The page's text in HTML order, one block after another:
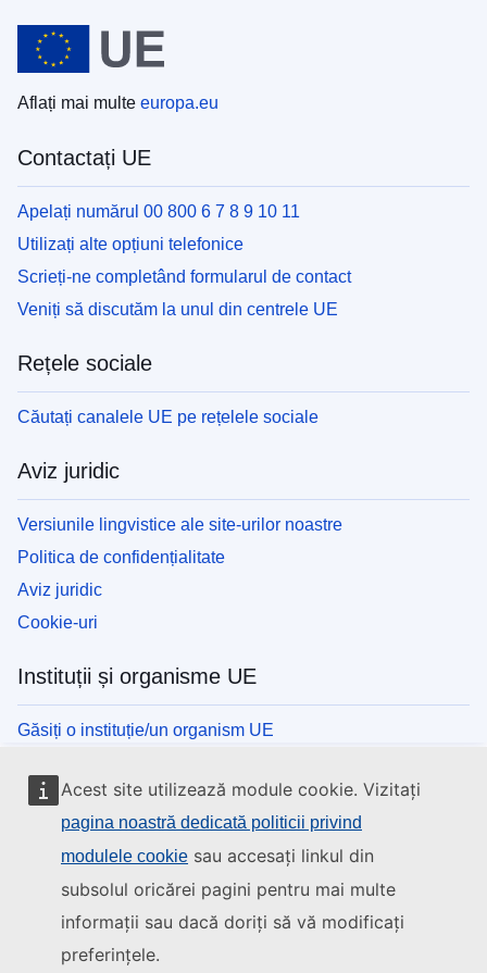
Acest site utilizează module cookie. Vizitați
pagina noastră dedicată politicii privind
modulele cookie sau accesați linkul din
subsolul oricărei pagini pentru mai multe
informații sau dacă doriți să vă modificați
preferințele.
Aflați mai multe europa.eu
Contactați UE
Apelați numărul 00 800 6 7 8 9 10 11
Utilizați alte opțiuni telefonice
Scrieți-ne completând formularul de contact
Veniți să discutăm la unul din centrele UE
Rețele sociale
Căutați canalele UE pe rețelele sociale
Aviz juridic
Versiunile lingvistice ale site-urilor noastre
Politica de confidențialitate
Aviz juridic
Cookie-uri
Instituții și organisme UE
Găsiți o instituție/un organism UE